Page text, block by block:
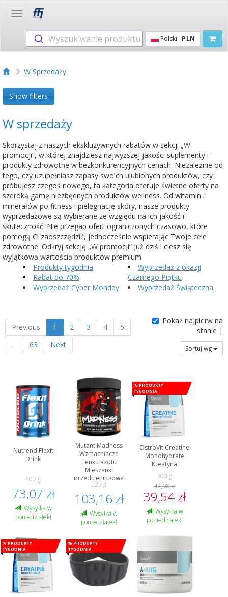
Toggle
Wyszukiwanie produktu Polski PLN
W Sprzedaży
Show filters
W sprzedaży
Skorzystaj z naszych ekskluzywnych rabatów w sekcji „W
promocji”, w której znajdziesz najwyższej jakości suplementy i
produkty zdrowotne w bezkonkurencyjnych cenach. Niezależnie od
tego, czy uzupełniasz zapasy swoich ulubionych produktów, czy
próbujesz czegoś nowego, ta kategoria oferuje świetne oferty na
szeroką gamę niezbędnych produktów wellness. Od witamin i
minerałów po fitness i pielęgnację skóry, nasze produkty
wyprzedażowe są wybierane ze względu na ich jakość i
skuteczność. Nie przegap ofert ograniczonych czasowo, które
pomogą Ci zaoszczędzić, jednocześnie wspierając Twoje cele
zdrowotne. Odkryj sekcję „W promocji” już dziś i ciesz się
wyjątkową wartością produktów premium.
Produkty tygodnia
Rabat do 70%
Wyprzedaż Cyber Monday
Wyprzedaż z okazji
Czarnego Piątku
Wyprzedaż Świąteczna
Previous 1 2 3 4
5
…
63 Next
Pokaż najpierw na
stanie |
Sortuj wg
Nutrend Flexit
Drink
400 g
73,07 zł
Wysyłka w
poniedziałek!
Mutant Madness
Wzmacniacze
tlenku azotu
Mieszanki
przedtreningowe
Przedtreningówka
i energia
225 g
103,16 zł
Wysyłka w
poniedziałek!
% Produkty
tygodnia
OstroVit Creatine
Monohydrate
Kreatyna
300 g
42,98 zł
39,54 zł
Wysyłka w
poniedziałek!
% Produkty
tygodnia
% Produkty
tygodnia